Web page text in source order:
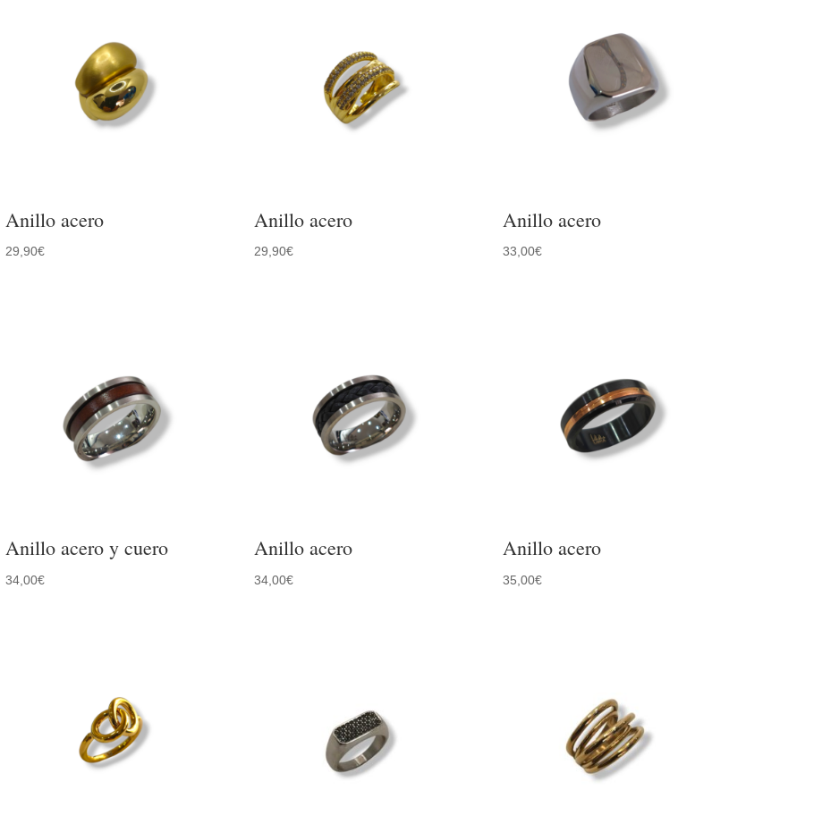
Anillo acero
29,90€
Anillo acero
29,90€
Anillo acero
33,00€
Anillo acero y cuero
34,00€
Anillo acero
34,00€
Anillo acero
35,00€